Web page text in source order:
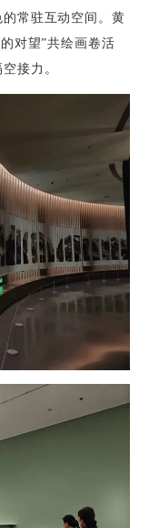
常驻互动空间。黄
对望”共绘画卷活
接力。